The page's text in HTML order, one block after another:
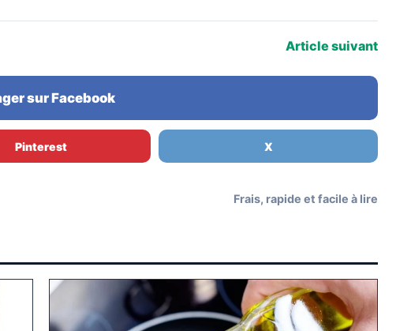
Article suivant
sur Facebook
Pinterest X
Frais, rapide et facile à lire